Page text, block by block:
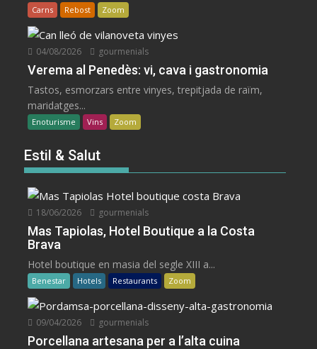
Carns Rebost Zoom
04/08/2026 gourmenials
Verema al Penedès: vi, cava i gastronomia
Tastos, esmorzars entre vinyes, trepitjada de raïm,
maridatges...
Enoturisme Vins Zoom
Estil & Salut
18/06/2026 gourmenials
Mas Tapiolas, Hotel Boutique a la Costa
Brava
Hotel boutique en masia del segle XIII a...
Benestar Hotels Restaurants Zoom
09/04/2026 gourmenials
Porcellana artesana per a l’alta cuina